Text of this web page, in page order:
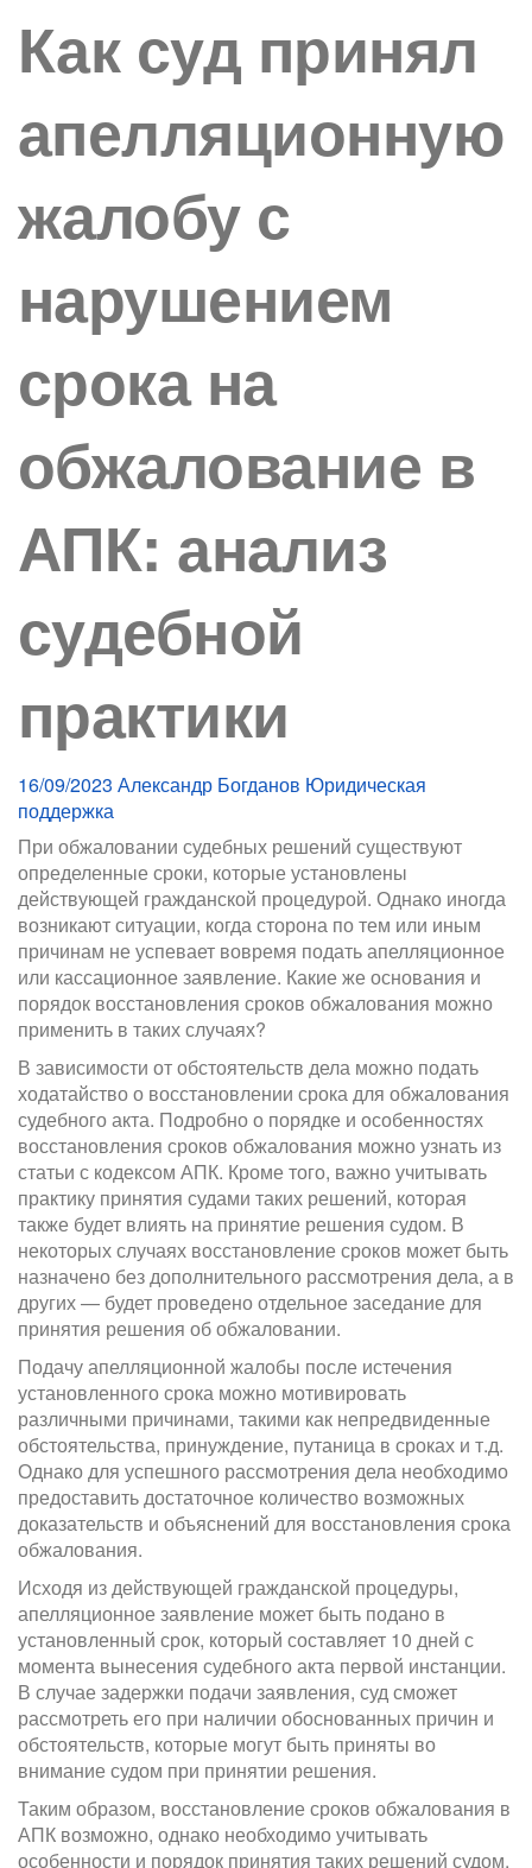
Как суд принял
апелляционную
жалобу с
нарушением
срока на
обжалование в
АПК: анализ
судебной
практики
16/09/2023 Александр Богданов Юридическая
поддержка
При обжаловании судебных решений существуют
определенные сроки, которые установлены
действующей гражданской процедурой. Однако иногда
возникают ситуации, когда сторона по тем или иным
причинам не успевает вовремя подать апелляционное
или кассационное заявление. Какие же основания и
порядок восстановления сроков обжалования можно
применить в таких случаях?
В зависимости от обстоятельств дела можно подать
ходатайство о восстановлении срока для обжалования
судебного акта. Подробно о порядке и особенностях
восстановления сроков обжалования можно узнать из
статьи с кодексом АПК. Кроме того, важно учитывать
практику принятия судами таких решений, которая
также будет влиять на принятие решения судом. В
некоторых случаях восстановление сроков может быть
назначено без дополнительного рассмотрения дела, а в
других — будет проведено отдельное заседание для
принятия решения об обжаловании.
Подачу апелляционной жалобы после истечения
установленного срока можно мотивировать
различными причинами, такими как непредвиденные
обстоятельства, принуждение, путаница в сроках и т.д.
Однако для успешного рассмотрения дела необходимо
предоставить достаточное количество возможных
доказательств и объяснений для восстановления срока
обжалования.
Исходя из действующей гражданской процедуры,
апелляционное заявление может быть подано в
установленный срок, который составляет 10 дней с
момента вынесения судебного акта первой инстанции.
В случае задержки подачи заявления, суд сможет
рассмотреть его при наличии обоснованных причин и
обстоятельств, которые могут быть приняты во
внимание судом при принятии решения.
Таким образом, восстановление сроков обжалования в
АПК возможно, однако необходимо учитывать
особенности и порядок принятия таких решений судом.